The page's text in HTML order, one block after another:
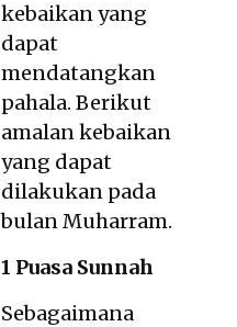
kebaikan yang
dapat
mendatangkan
pahala. Berikut
amalan kebaikan
yang dapat
dilakukan pada
bulan Muharram.
1 Puasa Sunnah
Sebagaimana